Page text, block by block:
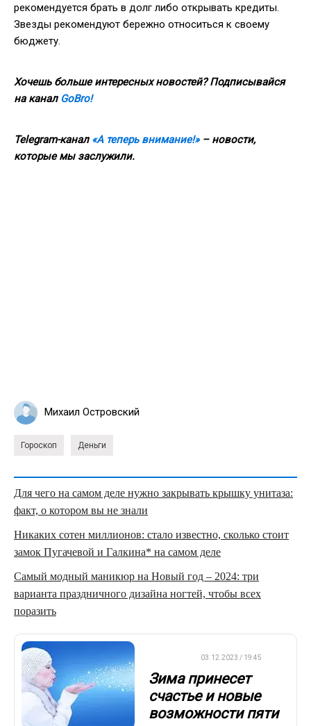
рекомендуется брать в долг либо открывать кредиты.
Звезды рекомендуют бережно относиться к своему
бюджету.
Хочешь больше интересных новостей? Подписывайся
на канал GoBro!
Telegram-канал «А теперь внимание!»– новости,
которые мы заслужили.
Михаил Островский
Гороскоп Деньги
Для чего на самом деле нужно закрывать крышку унитаза:
факт, о котором вы не знали
Никаких сотен миллионов: стало известно, сколько стоит
замок Пугачевой и Галкина* на самом деле
Самый модный маникюр на Новый год – 2024: три
варианта праздничного дизайна ногтей, чтобы всех
поразить
03.12.2023 / 19:45
Зима принесет
счастье и новые
возможности пяти